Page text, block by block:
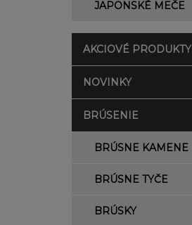
JAPONSKÉ MEČE
AKCIOVÉ PRODUKTY
NOVINKY
BRÚSENIE
BRÚSNE KAMENE
BRÚSNE TYČE
BRÚSKY